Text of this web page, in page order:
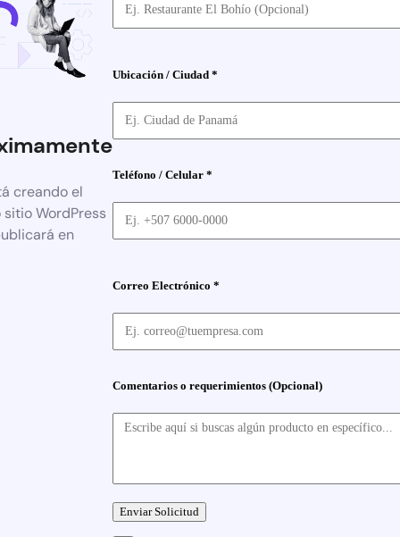
creando el
sitio WordPress
en
Ubicación / Ciudad *
Teléfono / Celular *
Correo Electrónico *
Comentarios o requerimientos (Opcional)